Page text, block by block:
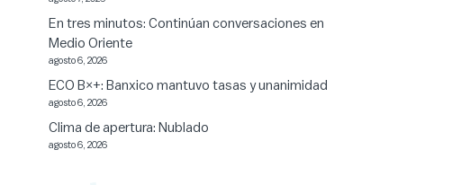
En tres minutos: Continúan conversaciones en
Medio Oriente
agosto 6, 2026
ECO B×+: Banxico mantuvo tasas y unanimidad
agosto 6, 2026
Clima de apertura: Nublado
agosto 6, 2026